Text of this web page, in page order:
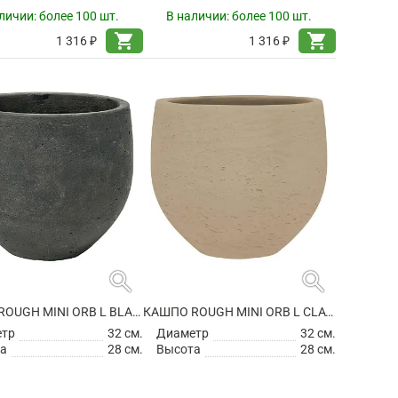
более 100 шт.
1 316 ₽
shopping_cart
В наличии:более 100 шт.
1 316 ₽
shopping_cart
search
КАШПО ROUGH MINI ORB L BLACK WASHED
32 см.
28 см.
search
КАШПО ROUGH MINI ORB L CLAY WASHED
Диаметр
32 см.
Высота
28 см.